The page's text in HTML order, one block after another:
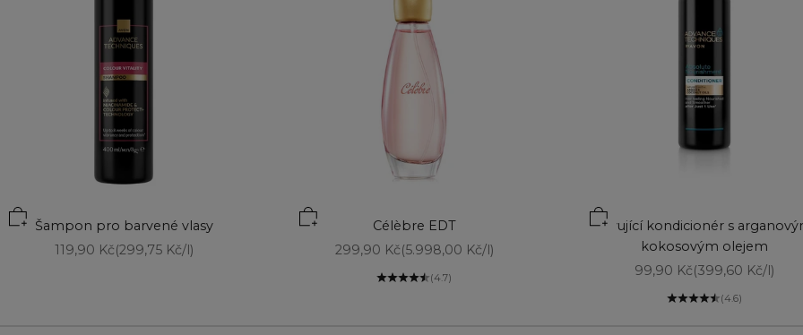
Šampon pro barvené vlasy
Prodejní cena
119,90 Kč(299,75 Kč/l)
Célèbre EDT
Prodejní cena
299,90 Kč(5.998,00 Kč/l)
(4.7)
Vyživující kondicionér s
kokosovým olejem
Prodejní cena
99,90 Kč(399,60 Kč/l)
(4.6)